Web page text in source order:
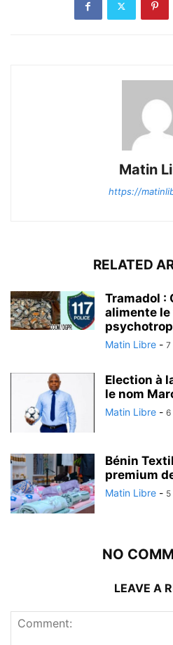
Matin
https://
RELATED
Tramadol :
alimente
Matin Libre - 7
Election à
le nom
Matin Libre - 6
Bénin
premium
Matin Libre -
NO
LEAVE A